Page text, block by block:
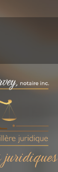
adaptés